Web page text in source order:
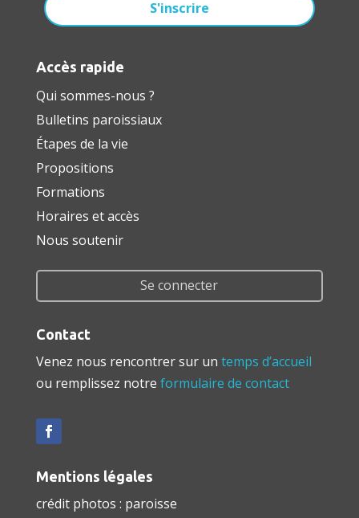
Accès rapide
Qui sommes-nous ?
Bulletins paroissiaux
Étapes de la vie
Propositions
Formations
Horaires et accès
Nous soutenir
Se connecter
Contact
Venez nous rencontrer sur un temps d’accueil
ou remplissez notre formulaire de contact
Mentions légales
crédit photos : paroisse